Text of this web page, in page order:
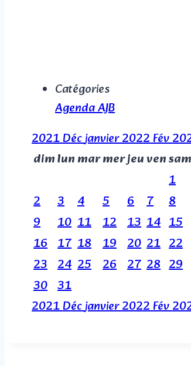
Catégories
Agenda AJB
2021Décjanvier 2022Fév
dimlunmarmerjeuvensam
1
2
3 4 5 6 7
8
9
10 11 12 13 14 15
16 17 18 19 20 21 22
23 24 25 26 27 28 29
30 31
2021Décjanvier 2022Fév